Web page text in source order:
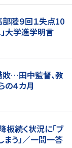
部陸９回１失点10
大学進学明言
敗…田中監督、教
の４カ月
板続く状況に「ブ
う」／一問一答